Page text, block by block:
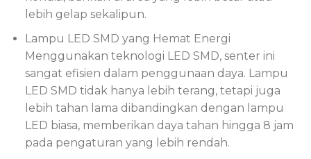
lebih gelap sekalipun.
Lampu LED SMD yang Hemat Energi
Menggunakan teknologi LED SMD, senter ini
sangat efisien dalam penggunaan daya. Lampu
LED SMD tidak hanya lebih terang, tetapi juga
lebih tahan lama dibandingkan dengan lampu
LED biasa, memberikan daya tahan hingga 8 jam
pada pengaturan yang lebih rendah.